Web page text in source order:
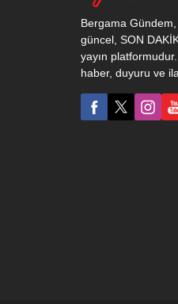
Bergama
güncel, SON
yayın
haber, duyuru ve